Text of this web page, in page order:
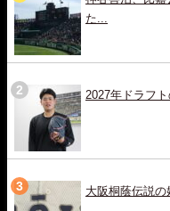
た...
2027年ドラフ
大阪桐蔭伝説